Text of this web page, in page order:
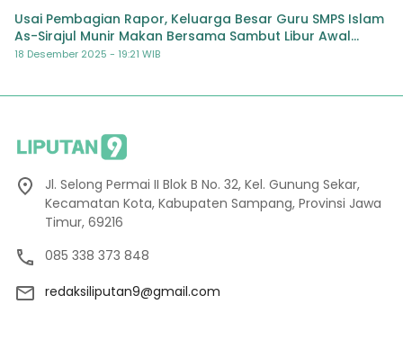
Usai Pembagian Rapor, Keluarga Besar Guru SMPS Islam
As-Sirajul Munir Makan Bersama Sambut Libur Awal
Semester
18 Desember 2025 - 19:21 WIB
Jl. Selong Permai II Blok B No. 32, Kel. Gunung Sekar,
Kecamatan Kota, Kabupaten Sampang, Provinsi Jawa
Timur, 69216
085 338 373 848
redaksiliputan9@gmail.com